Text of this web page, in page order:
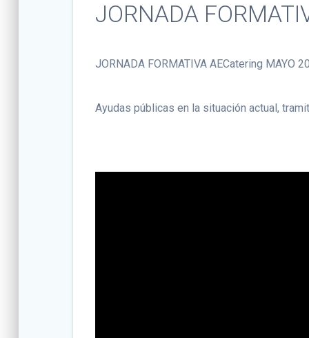
JORNADA
JORNADA FORMATIVA AECatering MAYO
Ayudas públicas en la situación actual,